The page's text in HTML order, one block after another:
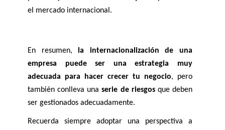
el mercado internacional.
En resumen, la internacionalización de una
empresa puede ser una estrategia muy
adecuada para hacer crecer tu negocio, pero
también conlleva una serie de riesgos que deben
ser gestionados adecuadamente.
Recuerda siempre adoptar una perspectiva a